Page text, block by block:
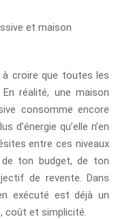
et maison
croire que toutes les
réalité, une maison
consomme encore
d’énergie qu’elle n’en
entre ces niveaux
ton budget, de ton
de revente. Dans
exécuté est déjà un
coût et simplicité.